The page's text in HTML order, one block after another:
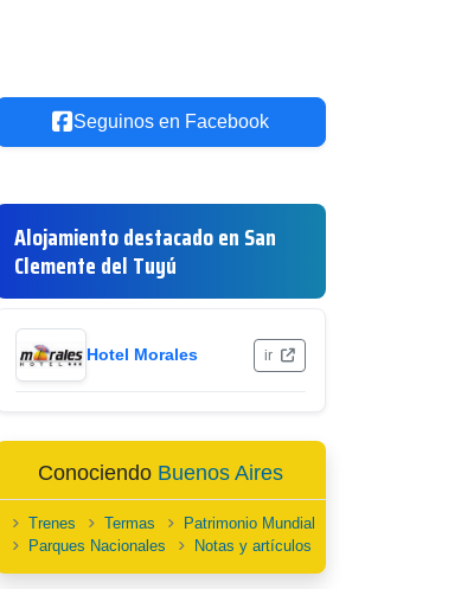
Seguinos en Facebook
Alojamiento destacado en San
Clemente del Tuyú
Hotel Morales ir
Conociendo Buenos Aires
Trenes Termas
Patrimonio Mundial
Parques Nacionales
Notas y artículos